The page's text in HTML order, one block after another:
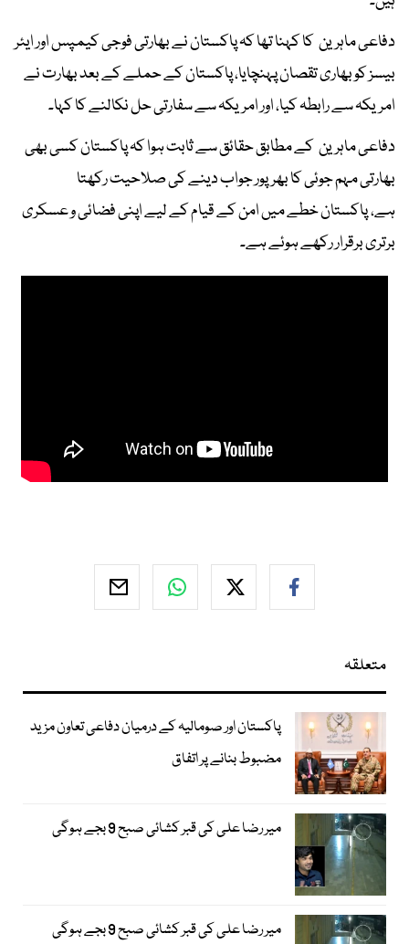
دفاعی ماہرین کا کہنا تھا کہ پاکستان نے بھارتی فوجی کیمپس اور ایئر
بیسز کو بھاری تقصان پہنچایا، پاکستان کے حملے کے بعد بھارت نے
امریکہ سے رابطہ کیا، اور امریکہ سے سفارتی حل نکالنے کا کہا۔
دفاعی ماہرین کے مطابق حقائق سے ثابت ہوا کہ پاکستان کسی بھی
بھارتی مہم جوئی کا بھرپور جواب دینے کی صلاحیت رکھتا
ہے، پاکستان خطے میں امن کے قیام کے لیے اپنی فضائی و عسکری
برتری برقرار رکھے ہوئے ہے۔
متعلقہ
پاکستان اور صومالیہ کے درمیان دفاعی تعاون مزید
مضبوط بنانے پر اتفاق
میر رضا علی کی قبر کشائی صبح 9 بجے ہوگی
میر رضا علی کی قبر کشائی صبح 9 بجے ہوگی